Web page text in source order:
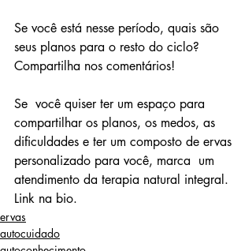
Se você está nesse período, quais são
seus planos para o resto do ciclo?
Compartilha nos comentários!
Se  você quiser ter um espaço para
compartilhar os planos, os medos, as
dificuldades e ter um composto de ervas
personalizado para você, marca  um
atendimento da terapia natural integral.
Link na bio.
ervas
autocuidado